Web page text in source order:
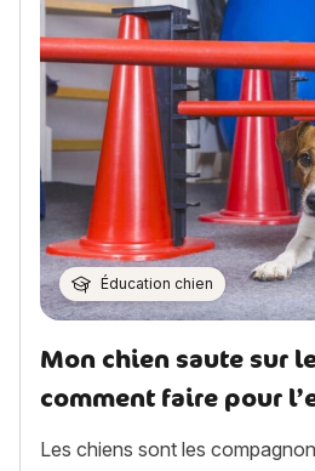
Éducation chien
Mon chien saute sur
comment faire pour
Les chiens sont les